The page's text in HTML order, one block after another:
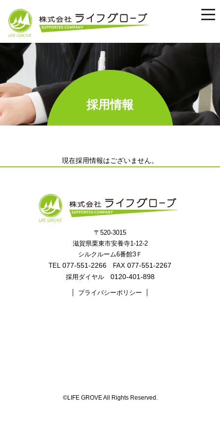
採用情報
現在採用情報はございません。
〒520-3015
滋賀県栗東市安養寺1-12-2
シルクルーム6番館3Ｆ
TEL 077-551-2266 FAX 077-551-2267
採用ダイヤル 0120-401-898
プライバシーポリシー
©LIFE GROVE All Rights Reserved.